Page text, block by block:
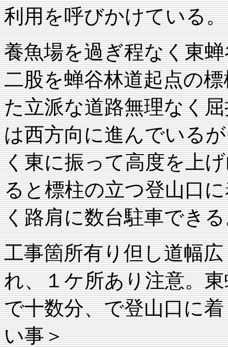
利用を呼びかけている。
養魚場を過ぎ程なく東
二股を蝉谷林道起点の
た立派な道路無理なく
は西方向に進んでいる
く東に振って高度を上
ると標柱の立つ登山口
く路肩に数台駐車でき
工事箇所有り但し道幅
れ、１ケ所あり注意。
で十数分、で登山口に
い事＞